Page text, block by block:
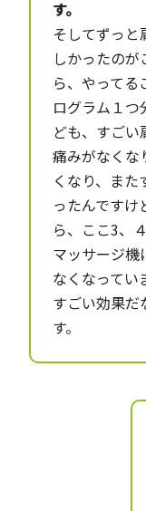
す。
そしてずっと
しかったの
ら、やってる
ログラム１つ
ども、すごい
痛みがなくな
くなり、また
ったんですけ
ら、ここ3、
マッサージ機
なくなってい
すごい効果だ
す。